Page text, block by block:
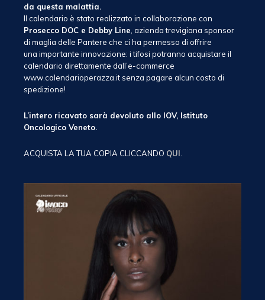
da questa malattia.
Il calendario è stato realizzato in collaborazione con
Prosecco DOC e Debby Line , azienda trevigiana sponsor
di maglia delle Pantere che ci ha permesso di offrire
una importante innovazione: i tifosi potranno acquistare il
calendario direttamente dall’e-commerce
www.calendarioperazza.it senza pagare alcun costo di
spedizione!
L’intero ricavato sarà devoluto allo IOV, Istituto
Oncologico Veneto.
ACQUISTA LA TUA COPIA CLICCANDO QUI